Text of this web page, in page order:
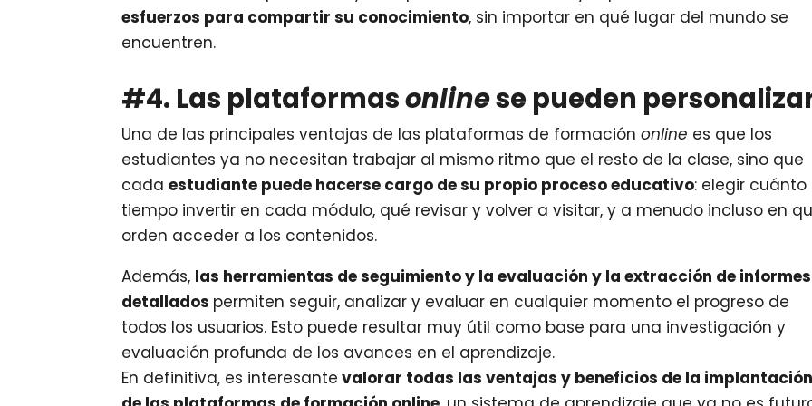
esfuerzos para compartir su conocimiento, sin importar en qué lugar del mundo se
encuentren.
#4. Las plataformasonlinese pueden
Una de las principales ventajas de las plataformas de formaciónonline es que los
estudiantes ya no necesitan trabajar al mismo ritmo que el resto de la clase, sino que
cadaestudiante puede hacerse cargo de su propio proceso educativo: elegir cuánto
tiempo invertir en cada módulo, qué revisar y volver a visitar, y a menudo incluso en
orden acceder a los contenidos.
Además, las herramientas de seguimiento y la evaluación y la extracción de informes
detallados permiten seguir, analizar y evaluar en cualquier momento el progreso de
todos los usuarios. Esto puede resultar muy útil como base para una investigación y
evaluación profunda de los avances en el aprendizaje.
En definitiva, es interesante valorar todas las ventajas y beneficios de la implantación